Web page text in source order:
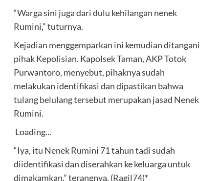
“Warga sini juga dari dulu kehilangan nenek
Rumini,” tuturnya.
Kejadian menggemparkan ini kemudian ditangani
pihak Kepolisian. Kapolsek Taman, AKP Totok
Purwantoro, menyebut, pihaknya sudah
melakukan identifikasi dan dipastikan bahwa
tulang belulang tersebut merupakan jasad Nenek
Rumini.
Loading...
“Iya, itu Nenek Rumini 71 tahun tadi sudah
diidentifikasi dan diserahkan ke keluarga untuk
dimakamkan,” terangnya. (Ragil74)*